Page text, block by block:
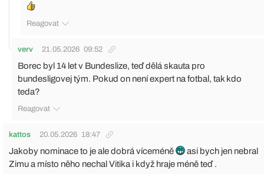
Reagovat
verv 21.05.2026 09:52
Borec byl 14 let v Bundeslize, teď dělá skauta pro
bundesligovej tým. Pokud on není expert na fotbal, tak kdo
teda?
Reagovat
kattos 20.05.2026 18:47
Jakoby nominace to je ale dobrá víceméně
asi bych jen nebral
Zimu a místo něho nechal Vitika i když hraje méně teď .